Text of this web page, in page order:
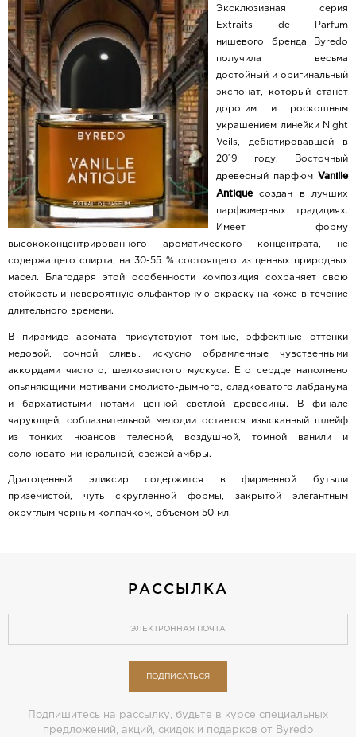
Эксклюзивная серия
Extraits de Parfum
нишевого бренда Byredo
получила весьма
достойный и оригинальный
экспонат, который станет
дорогим и роскошным
украшением линейки Night
Veils, дебютировавшей в
2019 году. Восточный
древесный парфюм Vanille
Antiqueсоздан в лучших
парфюмерных традициях.
Имеет форму
высококонцентрированного ароматического концентрата, не
содержащего спирта, на 30-55 % состоящего из ценных природных
масел. Благодаря этой особенности композиция сохраняет свою
стойкость и невероятную ольфакторную окраску на коже в течение
длительного времени.
В пирамиде аромата присутствуют томные, эффектные оттенки
медовой, сочной сливы, искусно обрамленные чувственными
аккордами чистого, шелковистого мускуса. Его сердце наполнено
опьяняющими мотивами смолисто-дымного, сладковатого лабданума
и бархатистыми нотами ценной светлой древесины. В финале
чарующей, соблазнительной мелодии остается изысканный шлейф
из тонких нюансов телесной, воздушной, томной ванили и
солоновато-минеральной, свежей амбры.
Драгоценный эликсир содержится в фирменной бутыли
приземистой, чуть скругленной формы, закрытой элегантным
округлым черным колпачком, объемом 50 мл.
РАССЫЛКА
ПОДПИСАТЬСЯ
Подпишитесь на рассылку, будьте в курсе специальных
предложений, акций, скидок и подарков от Byredo